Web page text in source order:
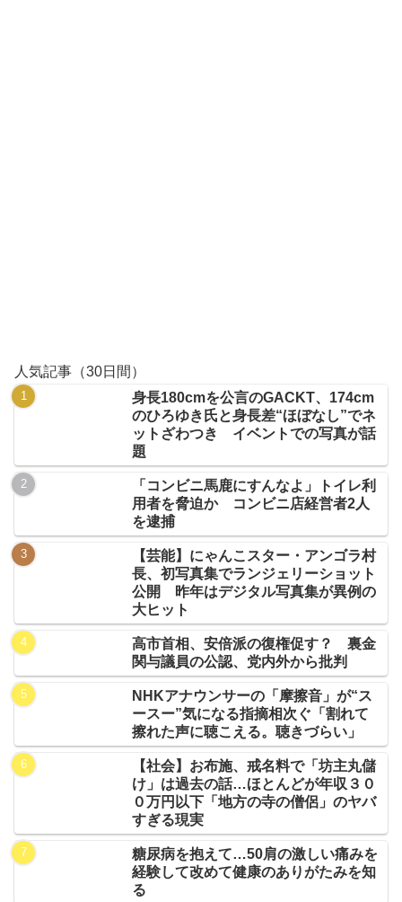
人気記事（30日間）
身長180cmを公言のGACKT、174cm
のひろゆき氏と身長差“ほぼなし”でネ
ットざわつき イベントでの写真が話
題
「コンビニ馬鹿にすんなよ」トイレ利
用者を脅迫か コンビニ店経営者2人
を逮捕
【芸能】にゃんこスター・アンゴラ村
長、初写真集でランジェリーショット
公開 昨年はデジタル写真集が異例の
大ヒット
高市首相、安倍派の復権促す？ 裏金
関与議員の公認、党内外から批判
NHKアナウンサーの「摩擦音」が“ス
ースー”気になる指摘相次ぐ「割れて
擦れた声に聴こえる。聴きづらい」
【社会】お布施、戒名料で「坊主丸儲
け」は過去の話…ほとんどが年収３０
０万円以下「地方の寺の僧侶」のヤバ
すぎる現実
糖尿病を抱えて…50肩の激しい痛みを
経験して改めて健康のありがたみを知
る